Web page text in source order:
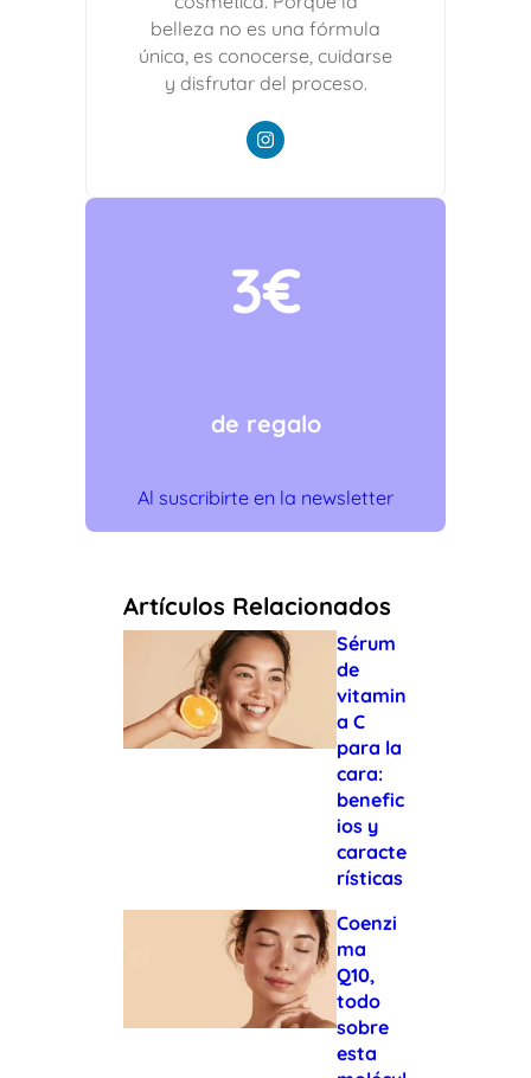
belleza no es una fórmula
única, es conocerse, cuidarse
y disfrutar del proceso.
3€
de regalo
Al suscribirte en la newsletter
Artículos Relacionados
Sérum
de
vitamin
a C
para la
cara:
benefic
ios y
caracte
rísticas
Coenzi
ma
Q10,
todo
sobre
esta